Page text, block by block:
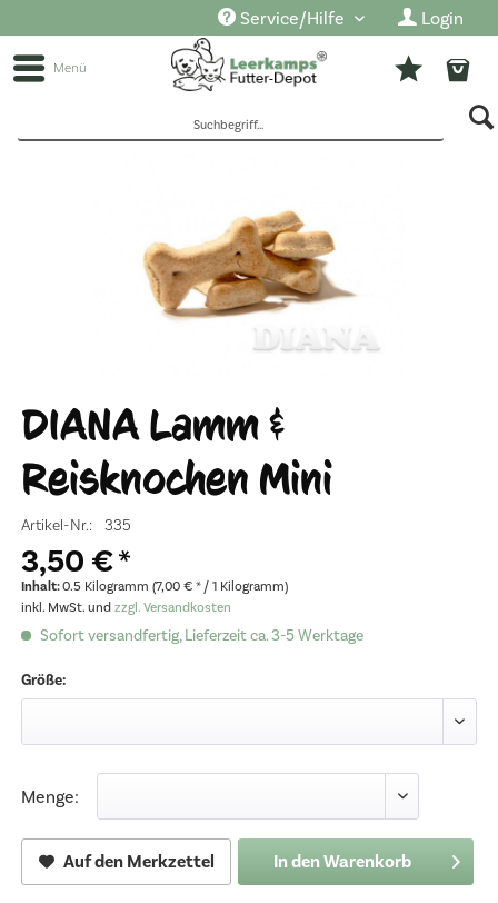
Service/Hilfe Login
Menü
DIANA Lamm &
Reisknochen Mini
Artikel-Nr.: 335
3,50 € *
Inhalt:0.5 Kilogramm (7,00 € * / 1 Kilogramm)
inkl. MwSt. undzzgl. Versandkosten
Sofort versandfertig, Lieferzeit ca. 3-5 Werktage
Größe:
Menge:
Auf den Merkzettel In denWarenkorb